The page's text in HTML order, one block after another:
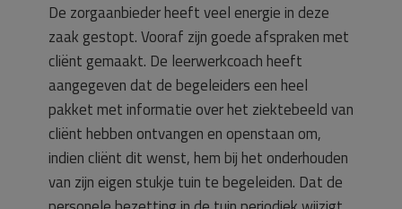
De zorgaanbieder heeft veel energie in deze
zaak gestopt. Vooraf zijn goede afspraken met
cliënt gemaakt. De leerwerkcoach heeft
aangegeven dat de begeleiders een heel
pakket met informatie over het ziektebeeld van
cliënt hebben ontvangen en openstaan om,
indien cliënt dit wenst, hem bij het onderhouden
van zijn eigen stukje tuin te begeleiden. Dat de